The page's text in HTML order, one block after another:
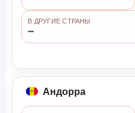
В ДРУГИЕ СТРАНЫ
➖
Андорра